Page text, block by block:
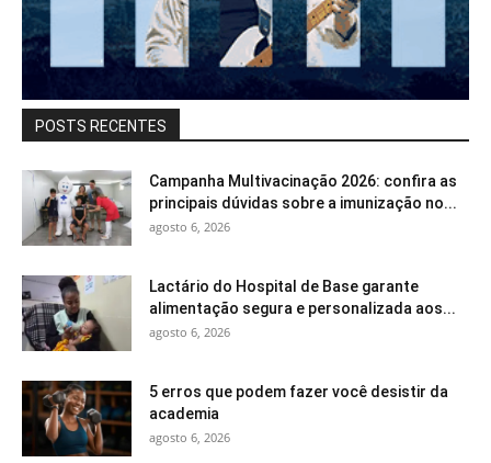
POSTS RECENTES
Campanha Multivacinação 2026: confira as
principais dúvidas sobre a imunização no...
agosto 6, 2026
Lactário do Hospital de Base garante
alimentação segura e personalizada aos...
agosto 6, 2026
5 erros que podem fazer você desistir da
academia
agosto 6, 2026